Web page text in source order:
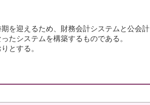
を迎えるため、財務会計システムと公会
たシステムを構築するものである。
とする。